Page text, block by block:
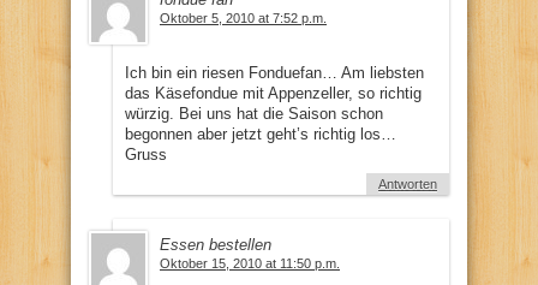
Oktober 5, 2010 at 7:52 p.m.
Ich bin ein riesen Fonduefan… Am liebsten
das Käsefondue mit Appenzeller, so richtig
würzig. Bei uns hat die Saison schon
begonnen aber jetzt geht’s richtig los…
Gruss
Antworten
Essen bestellen
Oktober 15, 2010 at 11:50 p.m.